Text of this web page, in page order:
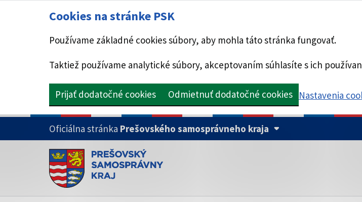
Cookies na stránke PSK
Používame základné cookies súbory, aby mohla táto stránka fungovať.
Taktiež používame analytické súbory, akceptovaním súhlasíte s ich
Prijať dodatočné cookies Odmietnuť dodatočné cookies Nastavenia
PRESKOČIŤ NA HLAVNÝ OBSAH
Oficiálna stránka Prešovského samosprávneho kraja
Doména psk.sk je oficiálna
Toto je oficiálna webová stránka Prešovského samosprávneho kraja.